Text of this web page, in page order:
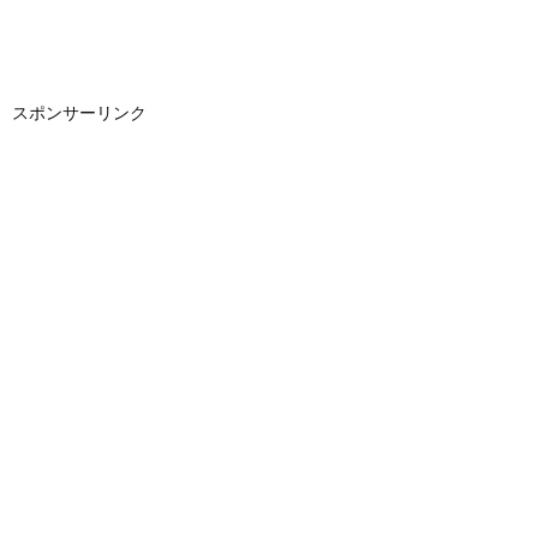
スポンサーリンク